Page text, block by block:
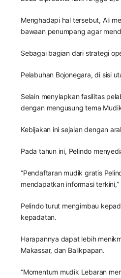
Menghadapi hal tersebut, Ali
bawaan penumpang agar
Sebagai bagian dari strategi
Pelabuhan Bojonegara, di sisi
Selain menyiapkan fasilitas
dengan mengusung tema
Kebijakan ini sejalan dengan
Pada tahun ini, Pelindo
“Pendaftaran mudik gratis
mendapatkan informasi terkini,”
Pelindo turut mengimbau
kepadatan.
Harapannya dapat lebih
Makassar, dan Balikpapan.
“Momentum mudik Lebaran